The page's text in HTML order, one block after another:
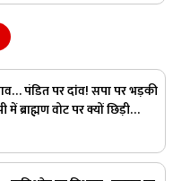
पंडित पर दांव! सपा पर भड़की
में ब्राह्मण वोट पर क्यों छिड़ी